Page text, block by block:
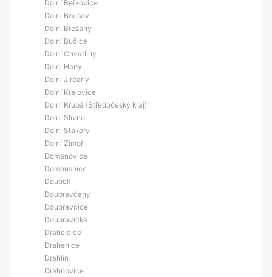
Dolní Beřkovice
Dolní Bousov
Dolní Břežany
Dolní Bučice
Dolní Chvatliny
Dolní Hbity
Dolní Jirčany
Dolní Kralovice
Dolní Krupá (Středočeský kraj)
Dolní Slivno
Dolní Stakory
Dolní Zimoř
Domanovice
Domousnice
Doubek
Doubravčany
Doubravčice
Doubravička
Drahelčice
Drahenice
Drahlín
Drahňovice